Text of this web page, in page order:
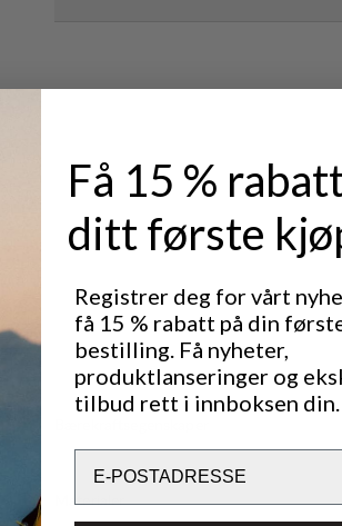
Materialer
Få 15 %
ditt første
Registrer deg for vårt
få 15 % rabatt på din
bestilling. Få nyheter,
produktlanseringer og
tilbud rett i innboksen din.